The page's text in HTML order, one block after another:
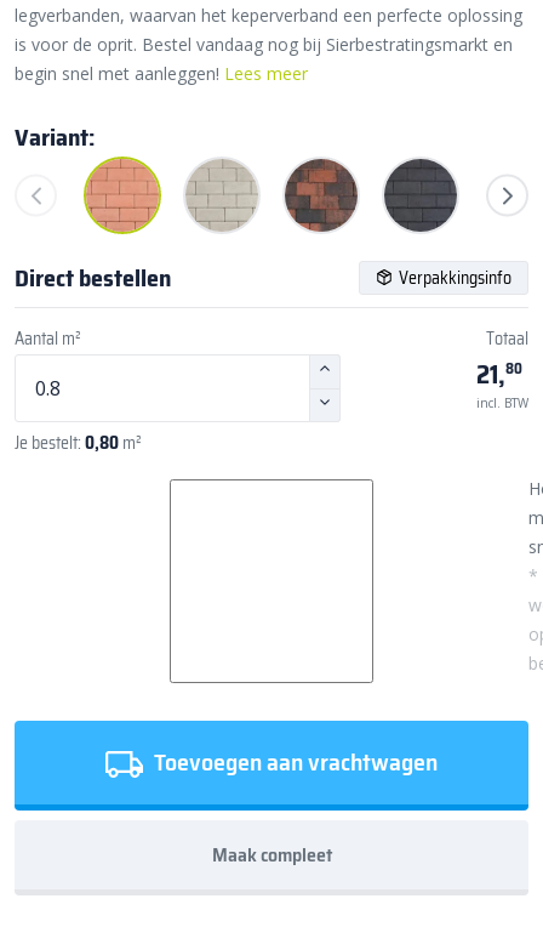
legverbanden, waarvan het keperverband een perfecte oplossing
is voor de oprit. Bestel vandaag nog bij Sierbestratingsmarkt en
begin snel met aanleggen! Lees meer
Variant:
Direct bestellen Verpakkingsinfo
Aantal m²
Je bestelt:0,80m²
Totaal
21,80
incl. BTW
*
Toevoegen aan vrachtwagen
Maak compleet